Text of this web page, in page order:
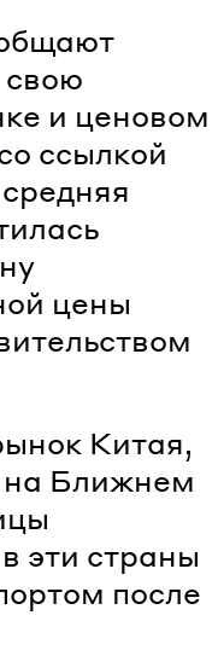
свою
и ценовом
ссылкой
цены
Китая,
на Ближнем
эти страны
после